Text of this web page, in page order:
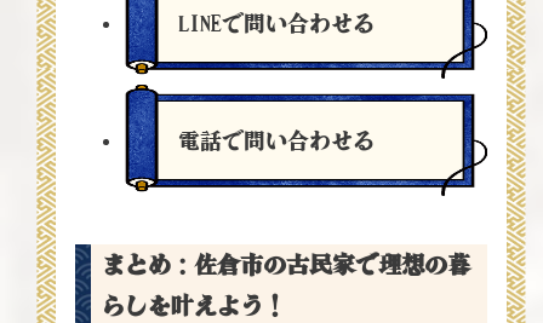
LINEで問い合わせる
電話で問い合わせる
まとめ：佐倉市の古民家で理想の暮
らしを叶えよう！